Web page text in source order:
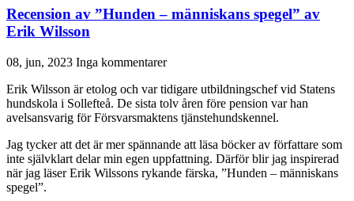
Recension av ”Hunden – människans spegel” av
Erik Wilsson
08, jun, 2023 Inga kommentarer
Erik Wilsson är etolog och var tidigare utbildningschef vid Statens
hundskola i Sollefteå. De sista tolv åren före pension var han
avelsansvarig för Försvarsmaktens tjänstehundskennel.
Jag tycker att det är mer spännande att läsa böcker av författare som
inte självklart delar min egen uppfattning. Därför blir jag inspirerad
när jag läser Erik Wilssons rykande färska, ”Hunden – människans
spegel”.